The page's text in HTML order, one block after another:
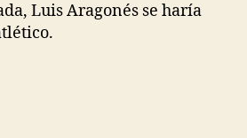
Luis Aragonés se haría